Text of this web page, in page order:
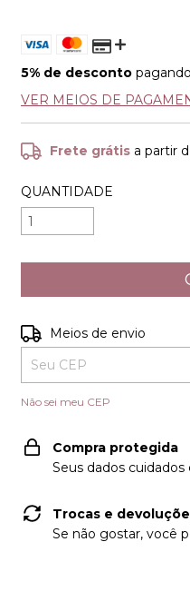
5% de desconto
VER MEIOS DE
Frete grátis a partir
QUANTIDADE
Entregas para o CEP:
Meios de envio
Não sei meu CEP
Compra protegida
Seus dados
Trocas e
Se não gostar, você